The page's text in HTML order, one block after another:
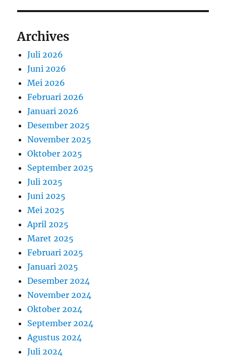
Archives
Juli 2026
Juni 2026
Mei 2026
Februari 2026
Januari 2026
Desember 2025
November 2025
Oktober 2025
September 2025
Juli 2025
Juni 2025
Mei 2025
April 2025
Maret 2025
Februari 2025
Januari 2025
Desember 2024
November 2024
Oktober 2024
September 2024
Agustus 2024
Juli 2024